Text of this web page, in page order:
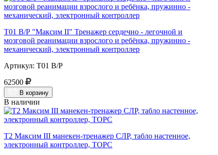
Т01 В/Р "Максим II" Тренажер сердечно - легочной и
мозговой реанимации взрослого и ребёнка, пружинно -
механический, электронный контроллер
Артикул: Т01 В/Р
62500
В корзину
В наличии
Т2 Максим III манекен-тренажер СЛР, табло настенное,
электронный контроллер, ТОРС